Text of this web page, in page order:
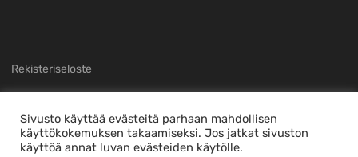
Rekisteriseloste
Copyright ©2026 Sivuston toteutti
Sivusto käyttää evästeitä parhaan mahdollisen
käyttökokemuksen takaamiseksi. Jos jatkat sivuston
käyttöä annat luvan evästeiden käytölle.